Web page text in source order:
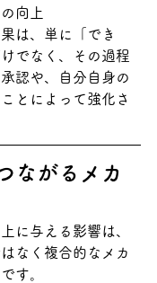
向上
は、単に「でき
でなく、その過程
認や、自分自身の
とによって強化さ
ながるメカ
に与える影響は、
なく複合的なメカ
す。